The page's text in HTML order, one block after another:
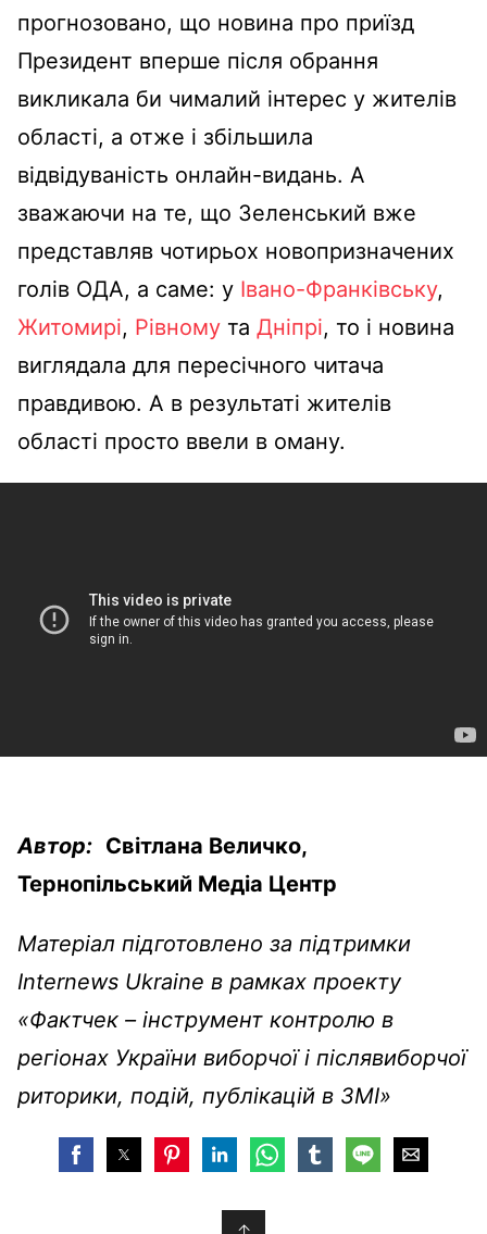
прогнозовано, що новина про приїзд
Президент вперше після обрання
викликала би чималий інтерес у жителів
області, а отже і збільшила
відвідуваність онлайн-видань. А
зважаючи на те, що Зеленський вже
представляв чотирьох новопризначених
голів ОДА, а саме: у Івано-Франківську,
Житомирі, Рівному та Дніпрі, то і новина
виглядала для пересічного читача
правдивою. А в результаті жителів
області просто ввели в оману.
Автор: Світлана Величко,
Тернопільський Медіа Центр
Матеріал підготовлено за підтримки
Internews Ukraine в рамках проекту
«Фактчек – інструмент контролю в
регіонах України виборчої і післявиборчої
риторики, подій, публікацій в ЗМІ»